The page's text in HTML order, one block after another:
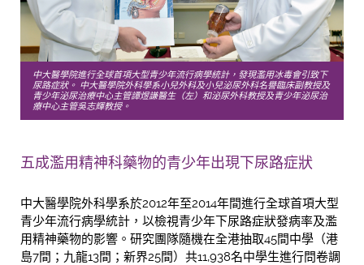
中大醫學院進行全球首項大型青少年流行病學統計，發現濫用冰毒會引致下
尿路症狀。 中大醫學院外科學系小兒外科及小兒泌尿外科名譽臨床副教授及
青少年泌尿治療中心主管譚煜謙醫生（左）和泌尿外科教授及青少年泌尿治
療中心主管吳志輝教授。
五成濫用精神科藥物的青少年出現下尿路症狀
中大醫學院外科學系於2012年至2014年間進行全球首項大型
青少年流行病學統計，以檢視青少年下尿路症狀發病率及濫
用精神藥物的影響。研究團隊隨機在全港抽取45間中學（港
島7間；九龍13間；新界25間）共11,938名中學生進行問卷調